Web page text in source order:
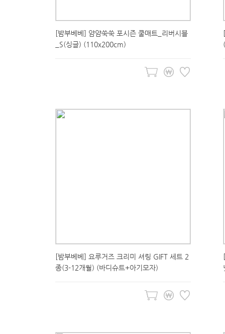
[밤부베베] 얌얌쑥쑥 포시즌 쿨매트_리버시블
_S(싱글) (110x200cm)
[밤부베베] 요루거즈 크리미 셔링 GIFT 세트 2
종(3-12개월) (바디슈트+아기모자)